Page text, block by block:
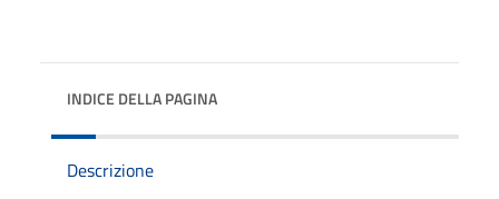
INDICE DELLA PAGINA
Descrizione